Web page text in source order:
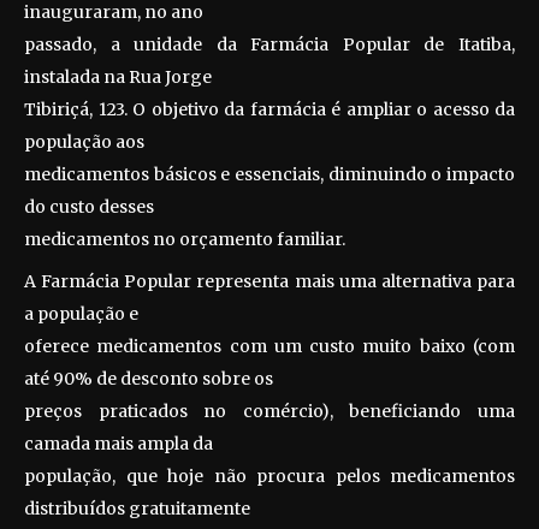
inauguraram, no ano
passado, a unidade da Farmácia Popular de Itatiba,
instalada na Rua Jorge
Tibiriçá, 123. O objetivo da farmácia é ampliar o acesso da
população aos
medicamentos básicos e essenciais, diminuindo o impacto
do custo desses
medicamentos no orçamento familiar.
A Farmácia Popular representa mais uma alternativa para
a população e
oferece medicamentos com um custo muito baixo (com
até 90% de desconto sobre os
preços praticados no comércio), beneficiando uma
camada mais ampla da
população, que hoje não procura pelos medicamentos
distribuídos gratuitamente